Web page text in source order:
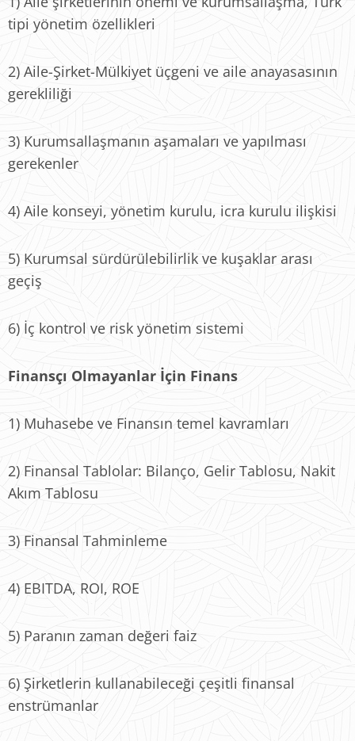
tipi yönetim özellikleri
2) Aile-Şirket-Mülkiyet üçgeni ve aile anayasasının
gerekliliği
3) Kurumsallaşmanın aşamaları ve yapılması
gerekenler
4) Aile konseyi, yönetim kurulu, icra kurulu ilişkisi
5) Kurumsal sürdürülebilirlik ve kuşaklar arası
geçiş
6) İç kontrol ve risk yönetim sistemi
Finansçı Olmayanlar İçin Finans
1) Muhasebe ve Finansın temel kavramları
2) Finansal Tablolar: Bilanço, Gelir Tablosu, Nakit
Akım Tablosu
3) Finansal Tahminleme
4) EBITDA, ROI, ROE
5) Paranın zaman değeri faiz
6) Şirketlerin kullanabileceği çeşitli finansal
enstrümanlar